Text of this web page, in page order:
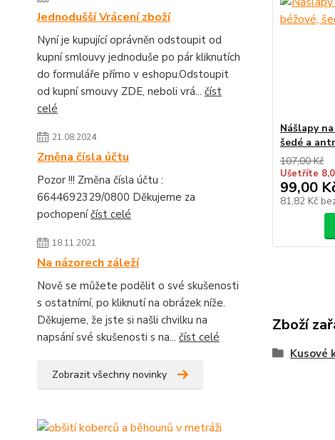
Jednodušší Vrácení zboží
Nyní je kupující oprávněn odstoupit od
kupní smlouvy jednoduše po pár kliknutích
do formuláře přímo v eshopu.Odstoupit
od kupní smouvy ZDE, neboli vrá... číst
celé
21.08.2024
Změna čísla účtu
Pozor !!! Změna čísla účtu :
6644692329/0800 Děkujeme za
pochopeníčíst celé
18.11.2021
Na názorech záleží
Nově se můžete podělit o své skušenosti
s ostatnímí, po kliknutí na obrázek níže.
Děkujeme, že jste si našli chvilku na
napsání své skušenosti s na... číst celé
Zobrazit všechny novinky
Nášlapy
šedé a
107,00 Kč
Ušetříte
99,00
81,82 Kč
Zboží
Kusové